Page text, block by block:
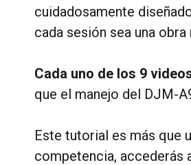
cuidadosamente
cada sesión sea una
Cada uno de los 9
que el manejo del DJM-
Este tutorial es más que
competencia, accederás